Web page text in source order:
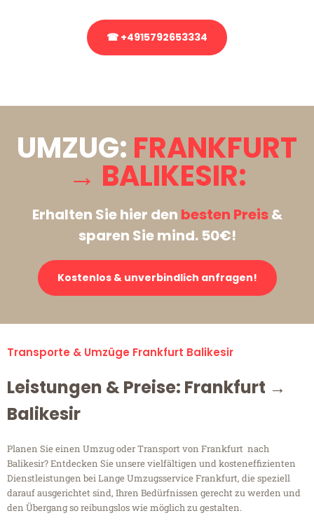
☎ +4915792653334
UMZUG: FRANKFURT
→ BALIKESIR:
Erhalten Sie hier den besten Preis&
sparen Sie mind. 50€!
Kostenlos & unverbindlich anfragen!
Transporte & Umzüge Frankfurt Balikesir
Leistungen & Preise: Frankfurt →
Balikesir
Planen Sie einen Umzug oder Transport von Frankfurt nach
Balikesir? Entdecken Sie unsere vielfältigen und kosteneffizienten
Dienstleistungen bei Lange Umzugsservice Frankfurt, die speziell
darauf ausgerichtet sind, Ihren Bedürfnissen gerecht zu werden und
den Übergang so reibungslos wie möglich zu gestalten.